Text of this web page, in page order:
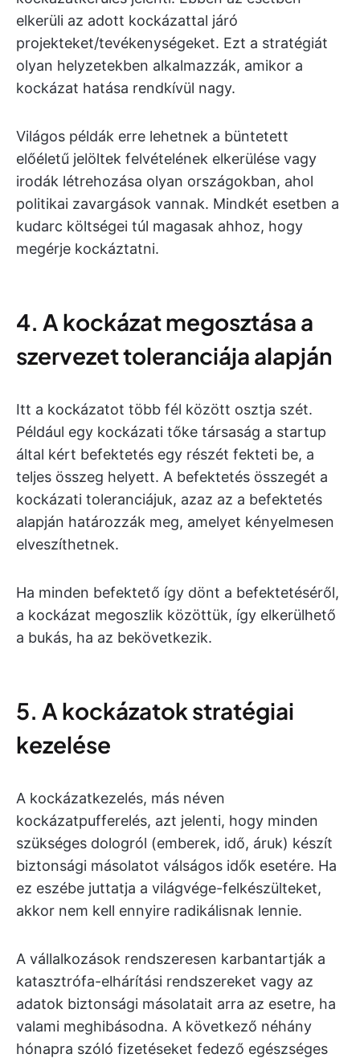
elkerüli az adott kockázattal járó
projekteket/tevékenységeket. Ezt a stratégiát
olyan helyzetekben alkalmazzák, amikor a
kockázat hatása rendkívül nagy.
Világos példák erre lehetnek a büntetett
előéletű jelöltek felvételének elkerülése vagy
irodák létrehozása olyan országokban, ahol
politikai zavargások vannak. Mindkét esetben a
kudarc költségei túl magasak ahhoz, hogy
megérje kockáztatni.
4. A kockázat megosztása a
szervezet toleranciája alapján
Itt a kockázatot több fél között osztja szét.
Például egy kockázati tőke társaság a startup
által kért befektetés egy részét fekteti be, a
teljes összeg helyett. A befektetés összegét a
kockázati toleranciájuk, azaz az a befektetés
alapján határozzák meg, amelyet kényelmesen
elveszíthetnek.
Ha minden befektető így dönt a befektetéséről,
a kockázat megoszlik közöttük, így elkerülhető
a bukás, ha az bekövetkezik.
5. A kockázatok stratégiai
kezelése
A kockázatkezelés, más néven
kockázatpufferelés, azt jelenti, hogy minden
szükséges dologról (emberek, idő, áruk) készít
biztonsági másolatot válságos idők esetére. Ha
ez eszébe juttatja a világvége-felkészülteket,
akkor nem kell ennyire radikálisnak lennie.
A vállalkozások rendszeresen karbantartják a
katasztrófa-elhárítási rendszereket vagy az
adatok biztonsági másolatait arra az esetre, ha
valami meghibásodna. A következő néhány
hónapra szóló fizetéseket fedező egészséges